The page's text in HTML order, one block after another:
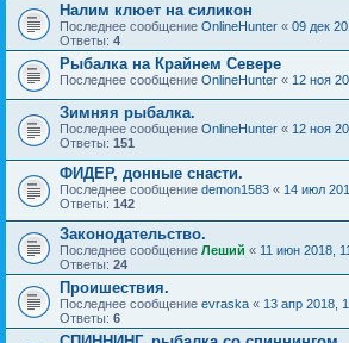
Налим клюет на силикон
Последнее сообщение OnlineHunter « 09 дек
Ответы: 4
Рыбалка на Крайнем Севере
Последнее сообщение OnlineHunter « 12 ноя
Зимняя рыбалка.
Последнее сообщение OnlineHunter « 12 ноя
Ответы: 151
ФИДЕР, донные снасти.
Последнее сообщение demon1583 « 14 июл
Ответы: 142
Законодательство.
Последнее сообщение Леший « 11 июн 2018,
Ответы: 24
Проишествия.
Последнее сообщение evraska « 13 апр 2018,
Ответы: 6